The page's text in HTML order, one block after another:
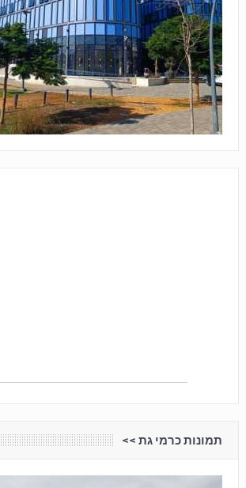
תמונות כרמי גת <<